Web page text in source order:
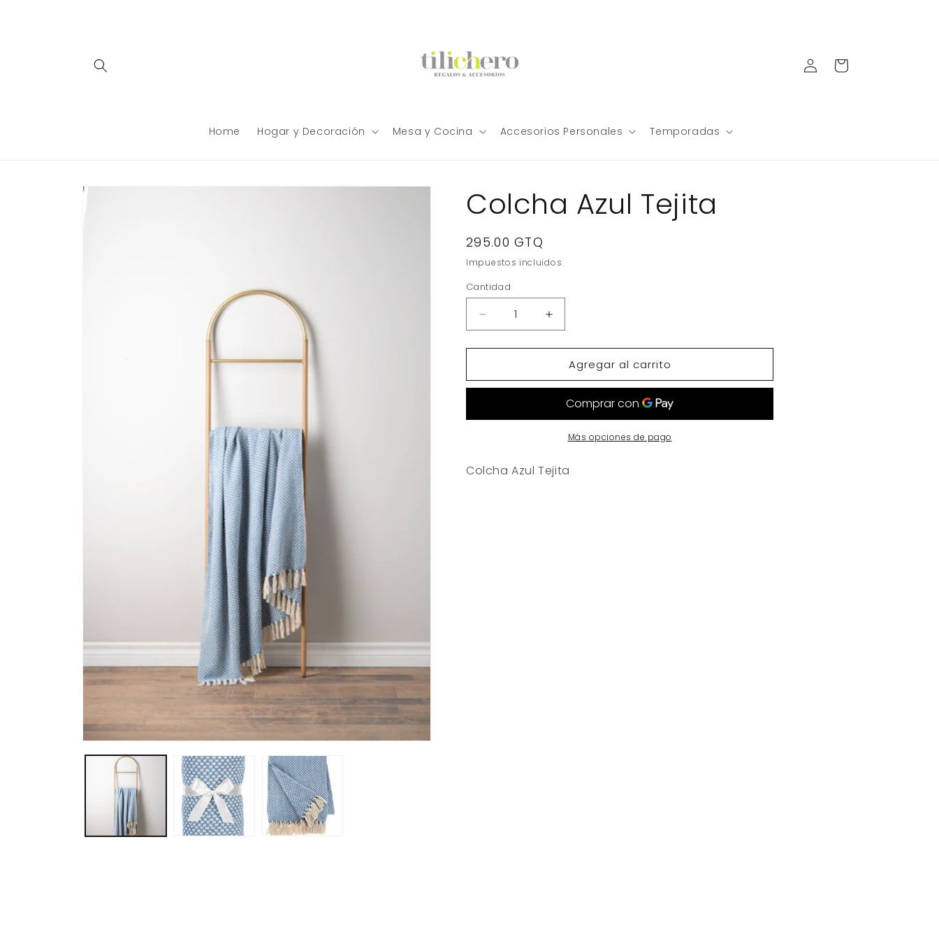
Home Hogar y Decoración Mesa y Cocina Accesorios Personales Temporadas
Iniciar
sesión
Carrito
directamente
Colcha Azul Tejita
Precio
habitual
295.00 GTQ
Impuestos incluidos.
Cantidad
Reducir
cantidad
para
Azul
Aumentar
cantidad
para
Colcha
Azul
Agregar al carrito
Más opciones de pago
Colcha Azul Tejita